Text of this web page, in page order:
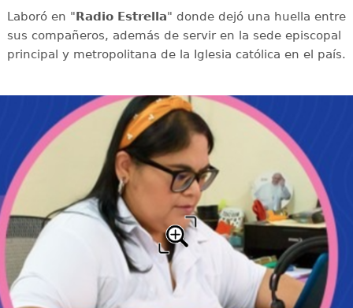
Laboró en "Radio Estrella" donde dejó una huella entre
sus compañeros, además de servir en la sede episcopal
principal y metropolitana de la Iglesia católica en el país.